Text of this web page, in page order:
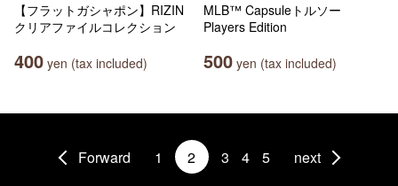
【フラットガシャポン】RIZIN
クリアファイルコレクション
400 yen (tax included)
MLB™ Capsuleトルソー
Players Edition
500 yen (tax included)
Forward 1 2 3 4 5 next